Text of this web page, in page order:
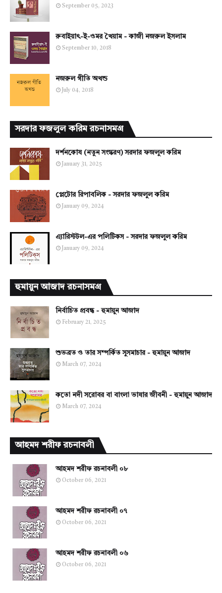
September 05, 2023
রুবাইয়াৎ-ই-ওমর খৈয়াম - কাজী নজরুল ইসলাম
September 10, 2018
নজরুল গীতি অখন্ড
July 04, 2018
সরদার ফজলুল করিম রচনাসমগ্র
দর্শনকোষ (নতুন সংস্করণ) সরদার ফজলুল করিম
January 31, 2025
প্লেটোর রিপাবলিক - সরদার ফজলুল করিম
January 09, 2024
এ্যারিস্টটল-এর পলিটিকস - সরদার ফজলুল করিম
January 09, 2024
হুমায়ুন আজাদ রচনাসমগ্র
নির্বাচিত প্রবন্ধ - হুমায়ুন আজাদ
February 21, 2025
শুভব্রত ও তার সম্পর্কিত সুসমাচার - হুমায়ুন আজাদ
March 07, 2024
কতো নদী সরোবর বা বাংলা ভাষার জীবনী - হুমায়ুন আজাদ
March 07, 2024
আহমদ শরীফ রচনাবলী
আহমদ শরীফ রচনাবলী ০৮
October 06, 2021
আহমদ শরীফ রচনাবলী ০৭
October 06, 2021
আহমদ শরীফ রচনাবলী ০৬
October 06, 2021